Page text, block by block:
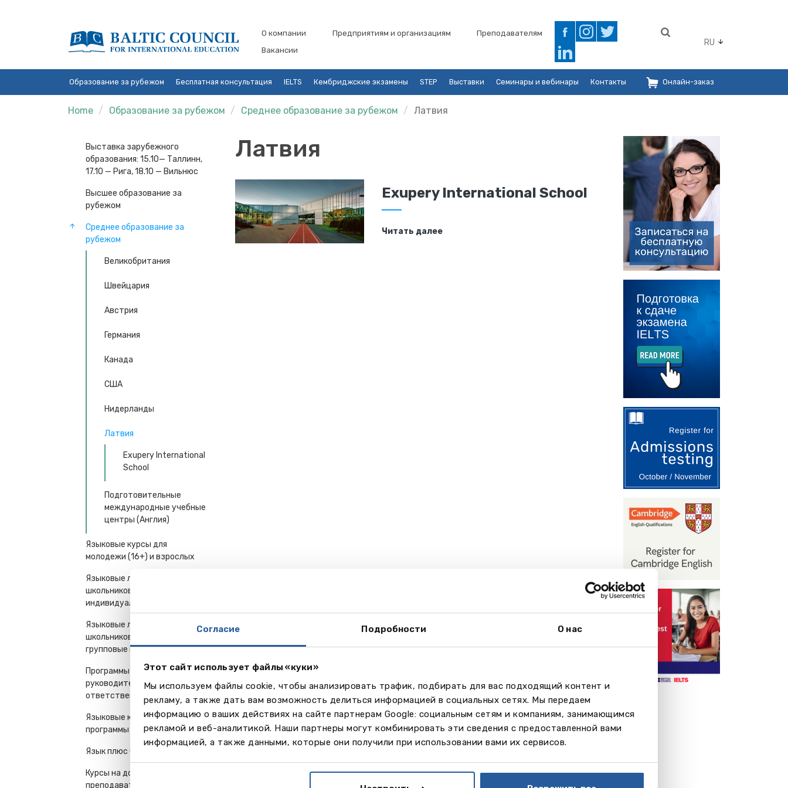
Согласие Подробности О нас
Этот сайт использует файлы «куки»
Мы используем файлы cookie, чтобы анализировать трафик, подбирать для вас подходящий контент и
рекламу, а также дать вам возможность делиться информацией в социальных сетях. Мы передаем
информацию о ваших действиях на сайте партнерам Google: социальным сетям и компаниям, занимающимся
рекламой и веб-аналитикой. Наши партнеры могут комбинировать эти сведения с предоставленной вами
информацией, а также данными, которые они получили при использовании вами их сервисов.
О компании Предприятиям и организациям
Преподавателям
Вакансии
RU
Образование за рубежом Бесплатная консультация IELTS Кембриджские экзамены STEP Выставки Семинары и вебинары Контакты Онлайн-заказ
Home Образование за рубежом Среднее образование за рубежом Латвия
Выставка зарубежного
образования: 15.10— Таллинн,
17.10 — Рига, 18.10 — Вильнюс
Высшее образование за
рубежом
Среднее образование за
рубежом
Великобритания
Швейцария
Австрия
Германия
Канада
США
Нидерланды
Латвия
Exupery International
School
Подготовительные
международные учебные
центры (Англия)
Языковые курсы для
молодежи (16+) и взрослых
Языковые лагеря, курсы для
школьников 7-18 лет-
индивидуальные поездки
Языковые лагеря, курсы для
школьников 7-18 лет -
групповые поездки
Программы для
руководителей и
ответственных работников
Языковые курсы - семейные
программы
Язык плюс Спорт
Курсы на дому у
преподавателя
Латвия
Exupery International School
Читать далее